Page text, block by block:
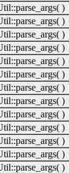
)
)
)
)
)
)
)
)
)
)
)
)
)